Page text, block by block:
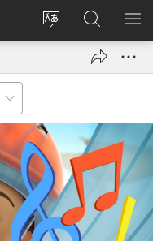
Saytın
Daxil
JW.ORG-
da
axtarın